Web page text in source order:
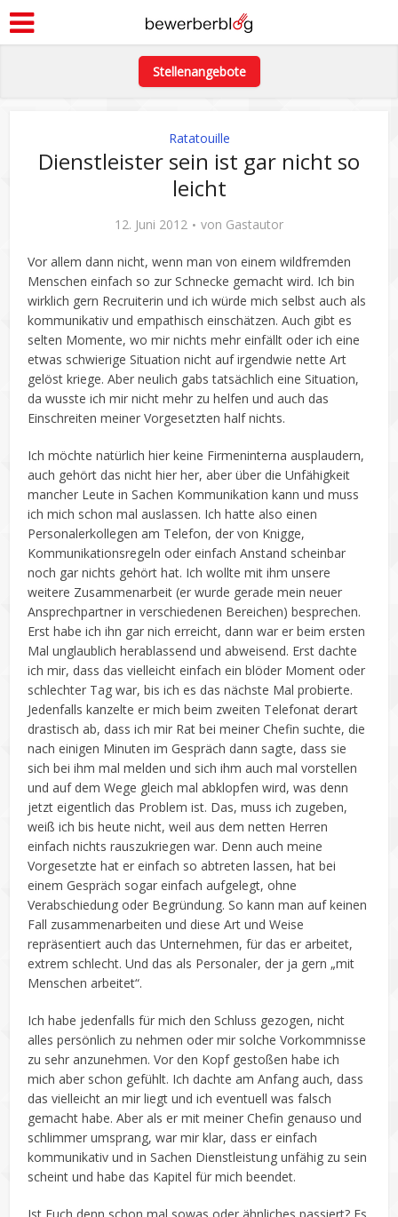
Stellenangebote
Ratatouille
Dienstleister sein ist gar nicht so
leicht
12. Juni 2012 von Gastautor
Vor allem dann nicht, wenn man von einem wildfremden
Menschen einfach so zur Schnecke gemacht wird. Ich bin
wirklich gern Recruiterin und ich würde mich selbst auch als
kommunikativ und empathisch einschätzen. Auch gibt es
selten Momente, wo mir nichts mehr einfällt oder ich eine
etwas schwierige Situation nicht auf irgendwie nette Art
gelöst kriege. Aber neulich gabs tatsächlich eine Situation,
da wusste ich mir nicht mehr zu helfen und auch das
Einschreiten meiner Vorgesetzten half nichts.
Ich möchte natürlich hier keine Firmeninterna ausplaudern,
auch gehört das nicht hier her, aber über die Unfähigkeit
mancher Leute in Sachen Kommunikation kann und muss
ich mich schon mal auslassen. Ich hatte also einen
Personalerkollegen am Telefon, der von Knigge,
Kommunikationsregeln oder einfach Anstand scheinbar
noch gar nichts gehört hat. Ich wollte mit ihm unsere
weitere Zusammenarbeit (er wurde gerade mein neuer
Ansprechpartner in verschiedenen Bereichen) besprechen.
Erst habe ich ihn gar nich erreicht, dann war er beim ersten
Mal unglaublich herablassend und abweisend. Erst dachte
ich mir, dass das vielleicht einfach ein blöder Moment oder
schlechter Tag war, bis ich es das nächste Mal probierte.
Jedenfalls kanzelte er mich beim zweiten Telefonat derart
drastisch ab, dass ich mir Rat bei meiner Chefin suchte, die
nach einigen Minuten im Gespräch dann sagte, dass sie
sich bei ihm mal melden und sich ihm auch mal vorstellen
und auf dem Wege gleich mal abklopfen wird, was denn
jetzt eigentlich das Problem ist. Das, muss ich zugeben,
weiß ich bis heute nicht, weil aus dem netten Herren
einfach nichts rauszukriegen war. Denn auch meine
Vorgesetzte hat er einfach so abtreten lassen, hat bei
einem Gespräch sogar einfach aufgelegt, ohne
Verabschiedung oder Begründung. So kann man auf keinen
Fall zusammenarbeiten und diese Art und Weise
repräsentiert auch das Unternehmen, für das er arbeitet,
extrem schlecht. Und das als Personaler, der ja gern „mit
Menschen arbeitet“.
Ich habe jedenfalls für mich den Schluss gezogen, nicht
alles persönlich zu nehmen oder mir solche Vorkommnisse
zu sehr anzunehmen. Vor den Kopf gestoßen habe ich
mich aber schon gefühlt. Ich dachte am Anfang auch, dass
das vielleicht an mir liegt und ich eventuell was falsch
gemacht habe. Aber als er mit meiner Chefin genauso und
schlimmer umsprang, war mir klar, dass er einfach
kommunikativ und in Sachen Dienstleistung unfähig zu sein
scheint und habe das Kapitel für mich beendet.